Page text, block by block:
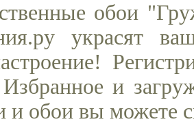
обои
украсят
и
и обои вы можете